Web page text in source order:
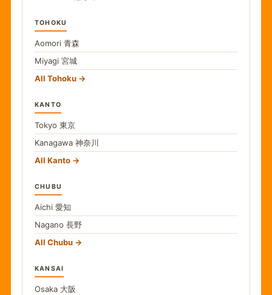
TOHOKU
Aomori 青森
Miyagi 宮城
All Tohoku
KANTO
Tokyo 東京
Kanagawa 神奈川
All Kanto
CHUBU
Aichi 愛知
Nagano 長野
All Chubu
KANSAI
Osaka 大阪